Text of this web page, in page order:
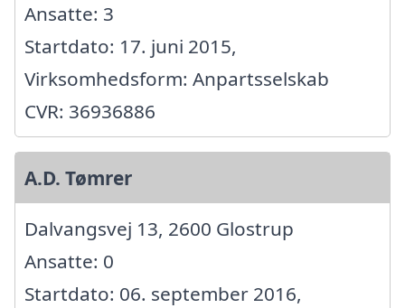
Ansatte: 3
Startdato: 17. juni 2015,
Virksomhedsform: Anpartsselskab
CVR: 36936886
A.D. Tømrer
Dalvangsvej 13, 2600 Glostrup
Ansatte: 0
Startdato: 06. september 2016,